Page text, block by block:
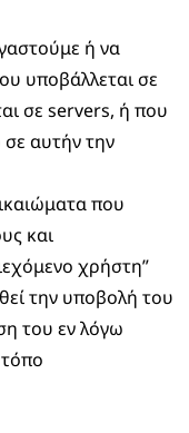
ή να
υποβάλλεται σε
σε servers, ή που
σε αυτήν την
που
και
χρήστη”
την υποβολή του
του εν λόγω